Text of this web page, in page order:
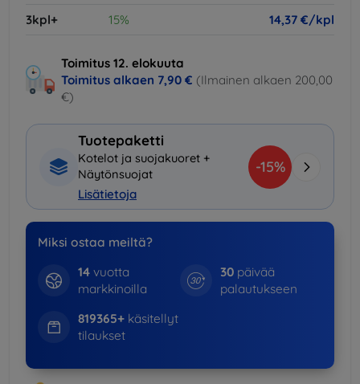
3kpl+ 15% 14,37 €/kpl
Toimitus 12. elokuuta
Toimitus alkaen 7,90 € (Ilmainen alkaen 200,00
€)
Tuotepaketti
Kotelot ja suojakuoret +
Näytönsuojat
Lisätietoja
-15%
Miksi ostaa meiltä?
14vuotta
markkinoilla
30 päivää
palautukseen
819365+käsitellyt
tilaukset